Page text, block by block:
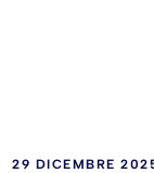
29 DICEMBRE